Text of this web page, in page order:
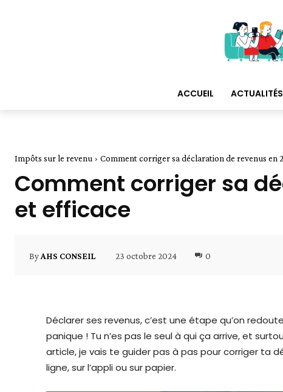
ACCUEIL ACTUALITÉS
Impôts sur le revenu Comment corriger sa déclaration de revenus en
Comment corriger sa
et efficace
ByAHS CONSEIL 23 octobre 2024 0
Déclarer ses revenus, c’est une étape qu’on
panique ! Tu n’es pas le seul à qui ça arrive, et
article, je vais te guider pas à pas pour corriger ta
ligne, sur l’appli ou sur papier.